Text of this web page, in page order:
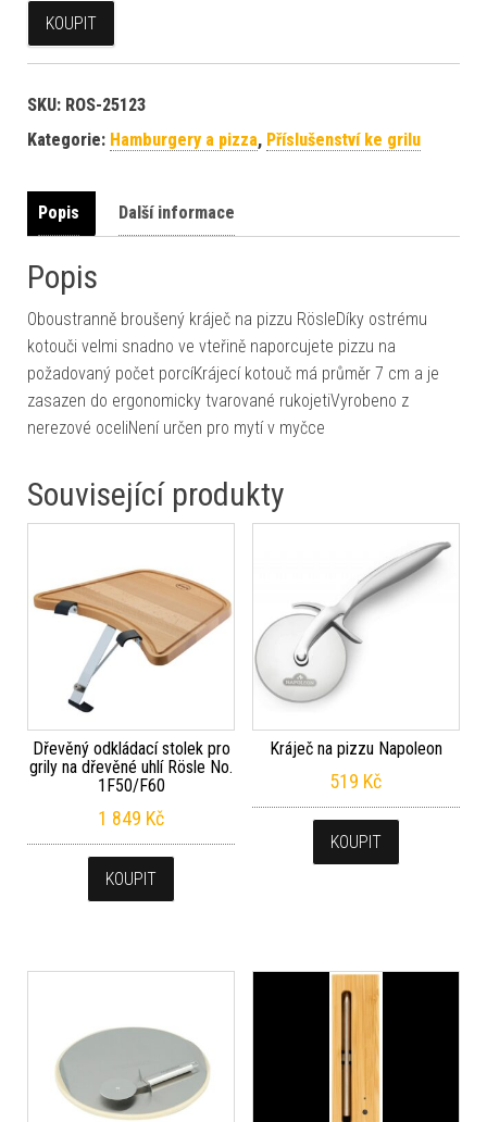
KOUPIT
SKU: ROS-25123
Kategorie: Hamburgery a pizza, Příslušenství ke grilu
Popis Další informace
Popis
Oboustranně broušený kráječ na pizzu RösleDíky ostrému
kotouči velmi snadno ve vteřině naporcujete pizzu na
požadovaný počet porcíKrájecí kotouč má průměr 7 cm a je
zasazen do ergonomicky tvarované rukojetiVyrobeno z
nerezové oceliNení určen pro mytí v myčce
Související produkty
Dřevěný odkládací stolek pro
grily na dřevěné uhlí Rösle No.
1F50/F60
1 849 Kč
KOUPIT
Kráječ na pizzu Napoleon
519 Kč
KOUPIT